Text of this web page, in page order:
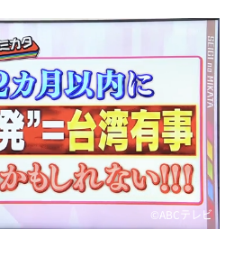
井アナ「なんでやねん！？」
の献立 何にする？～
シーズン２
©️ABCテレビ